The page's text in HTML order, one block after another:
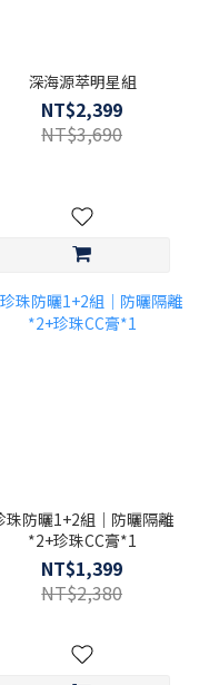
深海源萃明星組
NT$2,399
NT$3,690
珠防曬1+2組｜防曬隔離
*2+珍珠CC膏*1
NT$1,399
NT$2,380